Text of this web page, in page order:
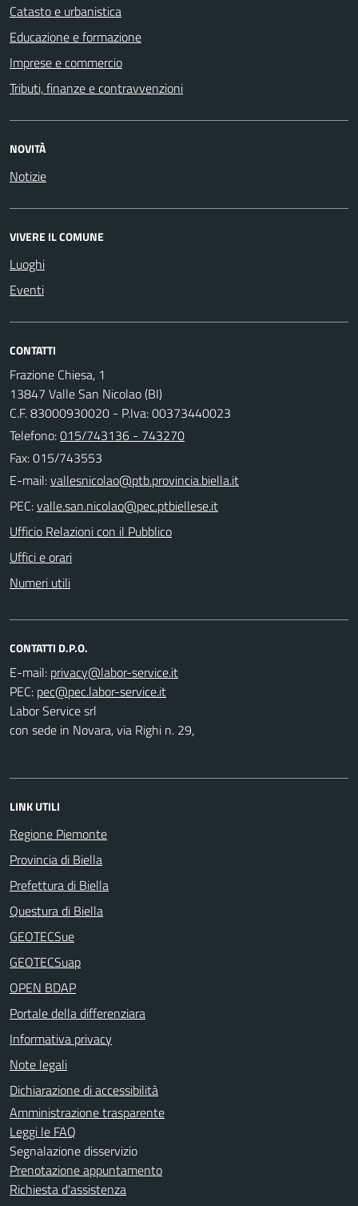
Catasto e urbanistica
Educazione e formazione
Imprese e commercio
Tributi, finanze e contravvenzioni
NOVITÀ
Notizie
VIVERE IL COMUNE
Luoghi
Eventi
CONTATTI
Frazione Chiesa, 1
13847 Valle San Nicolao (BI)
C.F. 83000930020 - P.Iva: 00373440023
Telefono:015/743136 - 743270
Fax: 015/743553
E-mail:
PEC:
Ufficio Relazioni con il Pubblico
Uffici e orari
Numeri utili
CONTATTI D.P.O.
E-mail:
PEC:
Labor Service srl
con sede in Novara, via Righi n. 29,
LINK UTILI
Regione Piemonte
Provincia di Biella
Prefettura di Biella
Questura di Biella
GEOTECSue
GEOTECSuap
OPEN BDAP
Portale della differenziara
Informativa privacy
Note legali
Dichiarazione di accessibilità
Amministrazione trasparente
Leggi le FAQ
Segnalazione disservizio
Prenotazione appuntamento
Richiesta d'assistenza